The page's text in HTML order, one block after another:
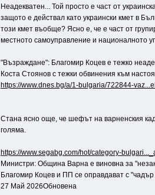
Неадекватен... Той просто е част от
защото е действал като украински кмет в
този кмет въобще? Ясно е, че е част от
местното самоуправление и националното
"Възраждане": Благомир Коцев е тежко
Коста Стоянов с тежки обвинения към
https://www.dnes.bg/a/1-bulgaria/722844-
Стана ясно още, че шефът на варненския
голяма.
https://www.segabg.com/hot/category-
Министри: Община Варна е виновна за
Благомир Коцев и ПП се оправдават с
27 Май 2026Обновена